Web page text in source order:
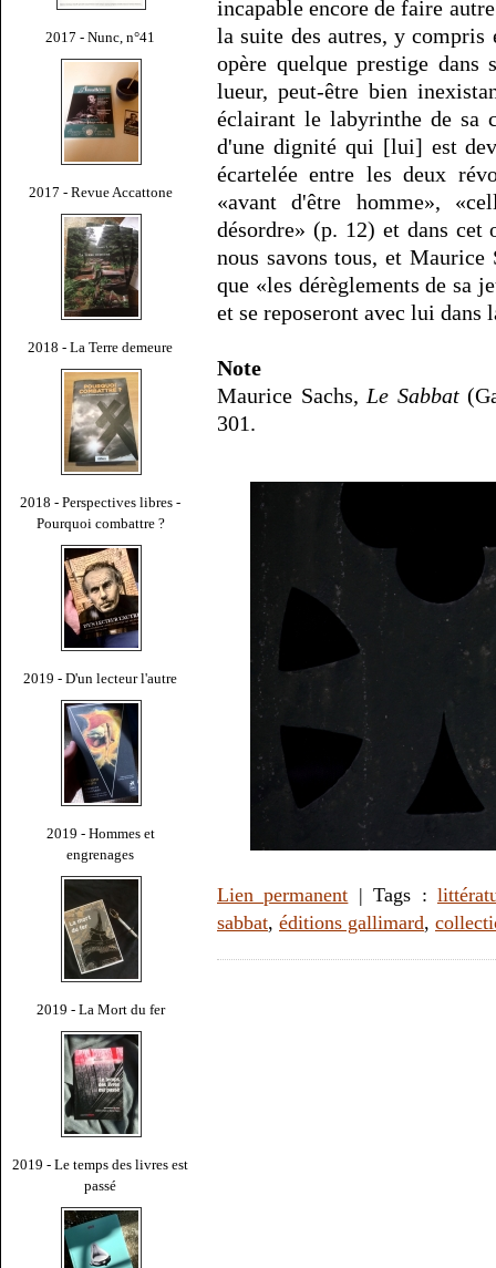
2017 - Nunc, n°41
2017 - Revue Accattone
2018 - La Terre demeure
2018 - Perspectives libres -
Pourquoi combattre ?
2019 - D'un lecteur l'autre
2019 - Hommes et
engrenages
2019 - La Mort du fer
2019 - Le temps des livres est
passé
incapable encore de faire
la suite des autres, y compris
opère quelque prestige
lueur, peut-être bien
éclairant le labyrinthe de sa
d'une dignité qui [lui] est
écartelée entre les deux
«avant d'être homme»,
désordre» (p. 12) et dans
nous savons tous, et
que «les dérèglements de sa
et se reposeront avec lui dans
Note
Maurice Sachs, Le Sabbat
301.
Lien permanent | Tags :
sabbat, éditions gallimard,